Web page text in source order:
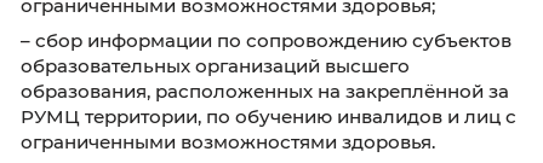
– прием запросов от субъектов
организаций высшего образования,
расположенных на закреплённой за РУМЦ
территории, по обучению инвалидов и лиц с
ограниченными возможностями здоровья;